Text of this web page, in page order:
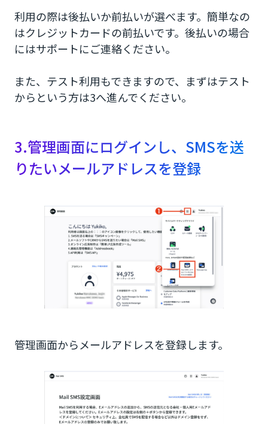
利用の際は後払いか前払いが選べます。簡単なの
はクレジットカードの前払いです。後払いの場合
にはサポートにご連絡ください。
また、テスト利用もできますので、まずはテスト
からという方は3へ進んでください。
3.管理画面にログインし、SMSを送
りたいメールアドレスを登録
管理画面からメールアドレスを登録します。